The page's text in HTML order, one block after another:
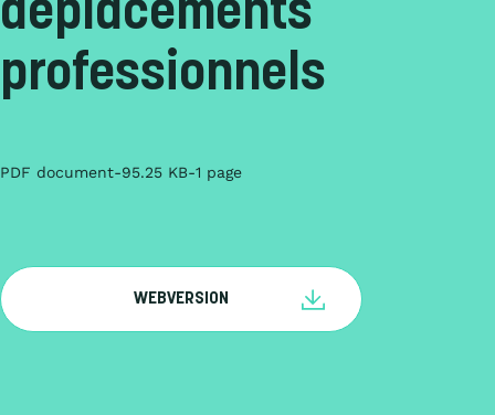
déplacements
professionnels
PDF document 95.25 KB 1 page
WEBVERSION